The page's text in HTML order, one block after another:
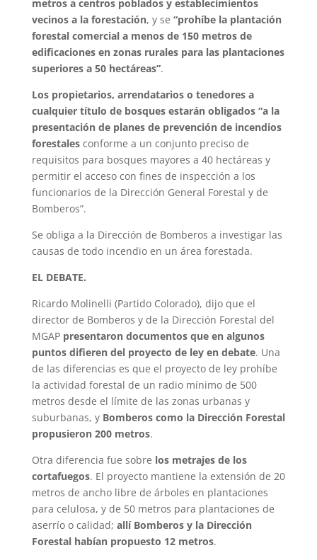
metros a centros poblados y establecimientos
vecinos a la forestación, y se “prohíbe la plantación
forestal comercial a menos de 150 metros de
edificaciones en zonas rurales para las plantaciones
superiores a 50 hectáreas”.
Los propietarios, arrendatarios o tenedores a
cualquier título de bosques estarán obligados “a la
presentación de planes de prevención de incendios
forestalesconforme a un conjunto preciso de
requisitos para bosques mayores a 40 hectáreas y
permitir el acceso con fines de inspección a los
funcionarios de la Dirección General Forestal y de
Bomberos”.
Se obliga a la Dirección de Bomberos a investigar las
causas de todo incendio en un área forestada.
EL DEBATE.
Ricardo Molinelli (Partido Colorado), dijo que el
director de Bomberos y de la Dirección Forestal del
MGAP presentaron documentos que en algunos
puntos difieren del proyecto de ley en debate. Una
de las diferencias es que el proyecto de ley prohíbe
la actividad forestal de un radio mínimo de 500
metros desde el límite de las zonas urbanas y
suburbanas, y Bomberos como la Dirección Forestal
propusieron 200 metros.
Otra diferencia fue sobre los metrajes de los
cortafuegos. El proyecto mantiene la extensión de 20
metros de ancho libre de árboles en plantaciones
para celulosa, y de 50 metros para plantaciones de
aserrío o calidad; allí Bomberos y la Dirección
Forestal habían propuesto 12 metros.